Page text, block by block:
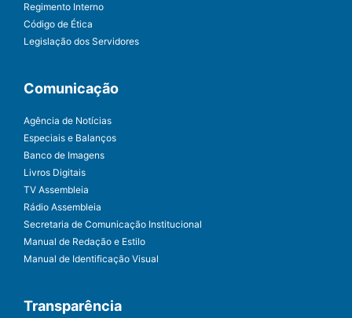
Regimento Interno
Código de Ética
Legislação dos Servidores
Comunicação
Agência de Notícias
Especiais e Balanços
Banco de Imagens
Livros Digitais
TV Assembleia
Rádio Assembleia
Secretaria de Comunicação Institucional
Manual de Redação e Estilo
Manual de Identificação Visual
Transparência